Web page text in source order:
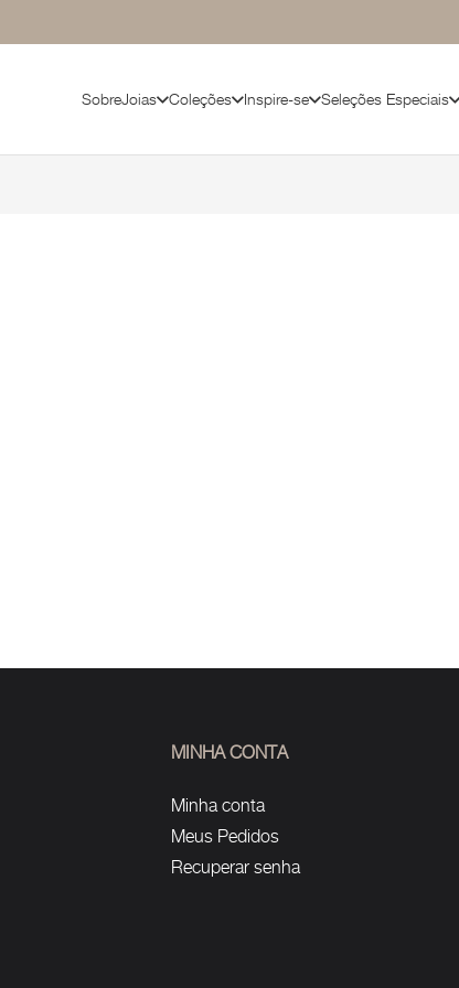
SobreJoias Coleções Inspire-se Seleções Especiais
MINHA CONTA
Minha conta
Meus Pedidos
Recuperar senha